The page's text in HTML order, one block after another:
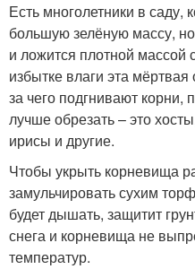
Есть многолетники в саду,
большую зелёную массу,
и ложится плотной массой
избытке влаги эта мёртвая
за чего подгнивают корни,
лучше обрезать – это
ирисы и другие.
Чтобы укрыть корневища
замульчировать сухим
будет дышать, защитит
снега и корневища не
температур.